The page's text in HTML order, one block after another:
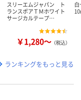
スリーエムジャパン ト
ランスポアＴＭホワイト
サージカルテープ…
￥1,280～ （税込）
白
ランキングをもっと見る